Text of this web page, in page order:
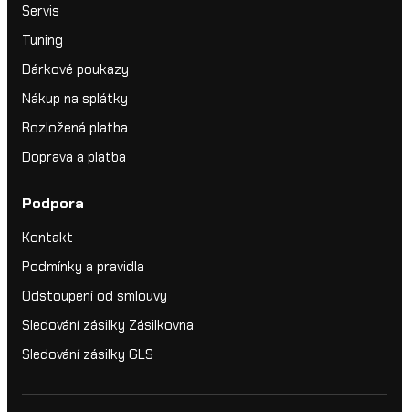
Servis
Tuning
Dárkové poukazy
Nákup na splátky
Rozložená platba
Doprava a platba
Podpora
Kontakt
Podmínky a pravidla
Odstoupení od smlouvy
Sledování zásilky Zásilkovna
Sledování zásilky GLS